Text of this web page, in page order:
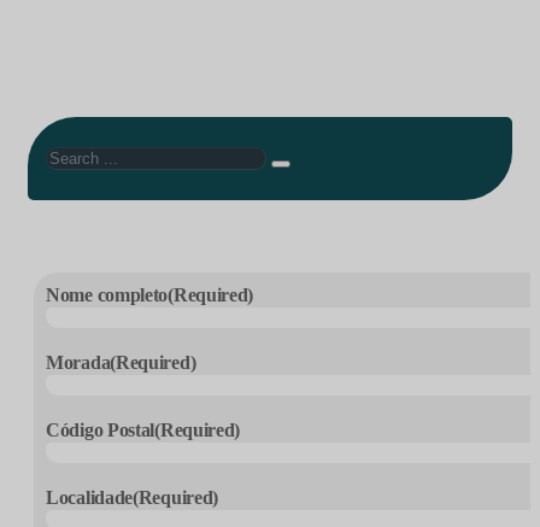
Search
Nome completo(Required)
Morada(Required)
Código Postal(Required)
Localidade(Required)